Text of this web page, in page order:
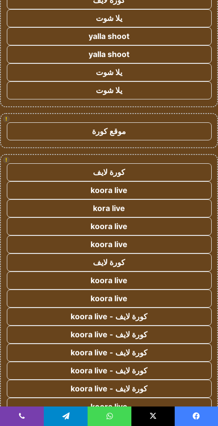
يلا شوت
yalla shoot
yalla shoot
يلا شوت
يلا شوت
!
موقع كورة
!
كورة لايف
koora live
kora live
koora live
koora live
كورة لايف
koora live
koora live
كورة لايف - koora live
كورة لايف - koora live
كورة لايف - koora live
كورة لايف - koora live
كورة لايف - koora live
koora live